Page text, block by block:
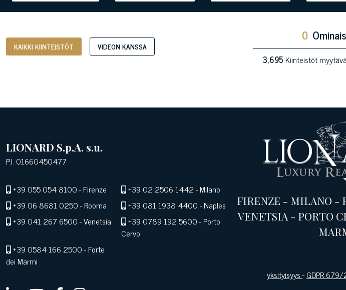
KAIKKI KIINTEISTÖT VIDEON KANSSA
0
3,695Kiinteistöt
LIONARD S.p.A. s.u.
P.I. 01660450477
+39 055 054 8100- Firenze +39 02 2506 1442- Milano
+39 06 8681 0250- Rooma +39 081 1938 4400- Naples
+39 041 267 6500- Venetsia +39 0789 192 5600- Porto
Cervo
+39 0584 166 2500- Forte
dei Marmi
FIRENZE - MILANO -
VENETSIA - PORTO
yksityisyys-GDPR